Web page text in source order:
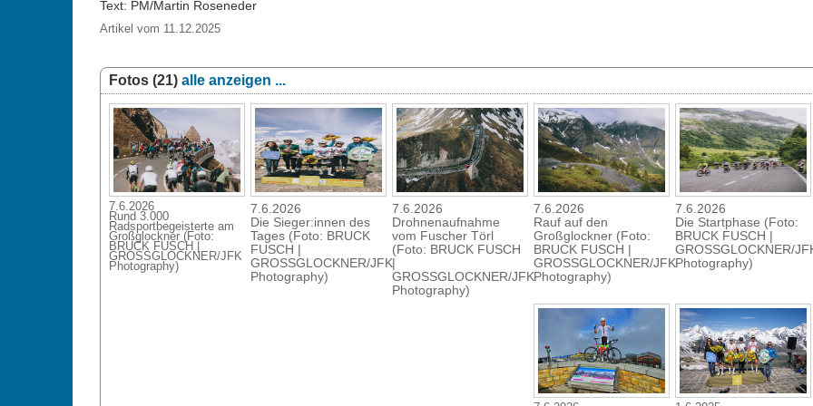
Text: PM/Martin Roseneder
Artikel vom 11.12.2025
Fotos (21) alle anzeigen ...
7.6.2026
Rund 3.000
Radsportbegeisterte am
Großglockner (Foto:
BRUCK FUSCH |
GROSSGLOCKNER/JFK
Photography)
7.6.2026
Die Sieger:innen des
Tages (Foto: BRUCK
FUSCH |
GROSSGLOCKNER/JFK
Photography)
7.6.2026
Drohnenaufnahme
vom Fuscher Törl
(Foto: BRUCK FUSCH
|
GROSSGLOCKNER/JFK
Photography)
7.6.2026
Rauf auf den
Großglockner (Foto:
BRUCK FUSCH |
GROSSGLOCKNER/JFK
Photography)
7.6.2026
Die Startphase (Foto:
BRUCK FUSCH |
GROSSGLOCKNER/
Photography)